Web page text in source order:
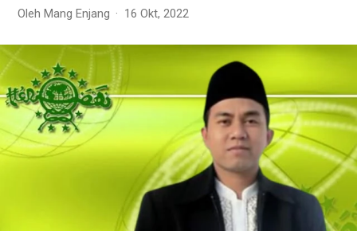
Oleh Mang Enjang 16 Okt, 2022